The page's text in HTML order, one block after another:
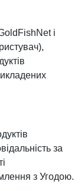
і
за
з Угодою.